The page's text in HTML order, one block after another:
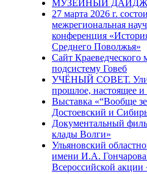
МУЗЕЙНЫЙ
27 марта 2026 г.
межрегиональная
конференция
Среднего Поволжья»
Сайт Краеведческого
подсистему Говеб
УЧЁНЫЙ СОВЕТ.
прошлое, настоящее
Выставка «“Вообще
Достоевский и
Документальный
клады Волги»
Ульяновский
имени И.А.
Всероссийской